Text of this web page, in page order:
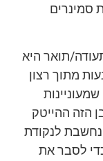
סמינרים
התעודה/תואר היא
מתוך רצון
הזה ההייטק
נחשבת לנקודת
לסבר את